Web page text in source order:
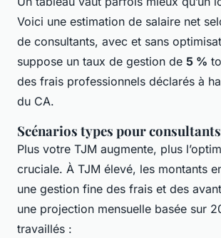
Voici une estimation de salaire net
de consultants, avec et sans
suppose un taux de gestion de 5 %
des frais professionnels déclarés à
du CA.
Scénarios types pour
Plus votre TJM augmente, plus
cruciale. À TJM élevé, les montants
une gestion fine des frais et des
une projection mensuelle basée sur
travaillés :